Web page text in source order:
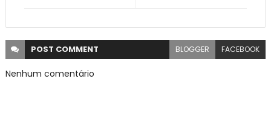
POST COMMENT BLOGGER FACEBOOK
Nenhum comentário